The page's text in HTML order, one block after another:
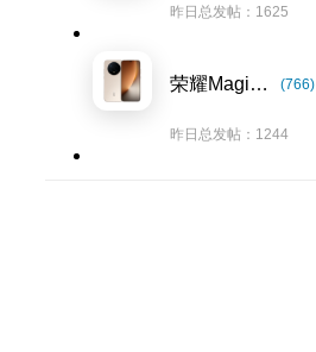
昨日总发帖：1625
荣耀Magic8系列 (766)
昨日总发帖：1244